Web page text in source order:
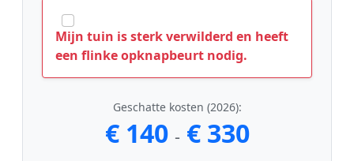
Mijn tuin is sterk verwilderd en heeft
een flinke opknapbeurt nodig.
Geschatte kosten (2026):
€ 140 - € 330